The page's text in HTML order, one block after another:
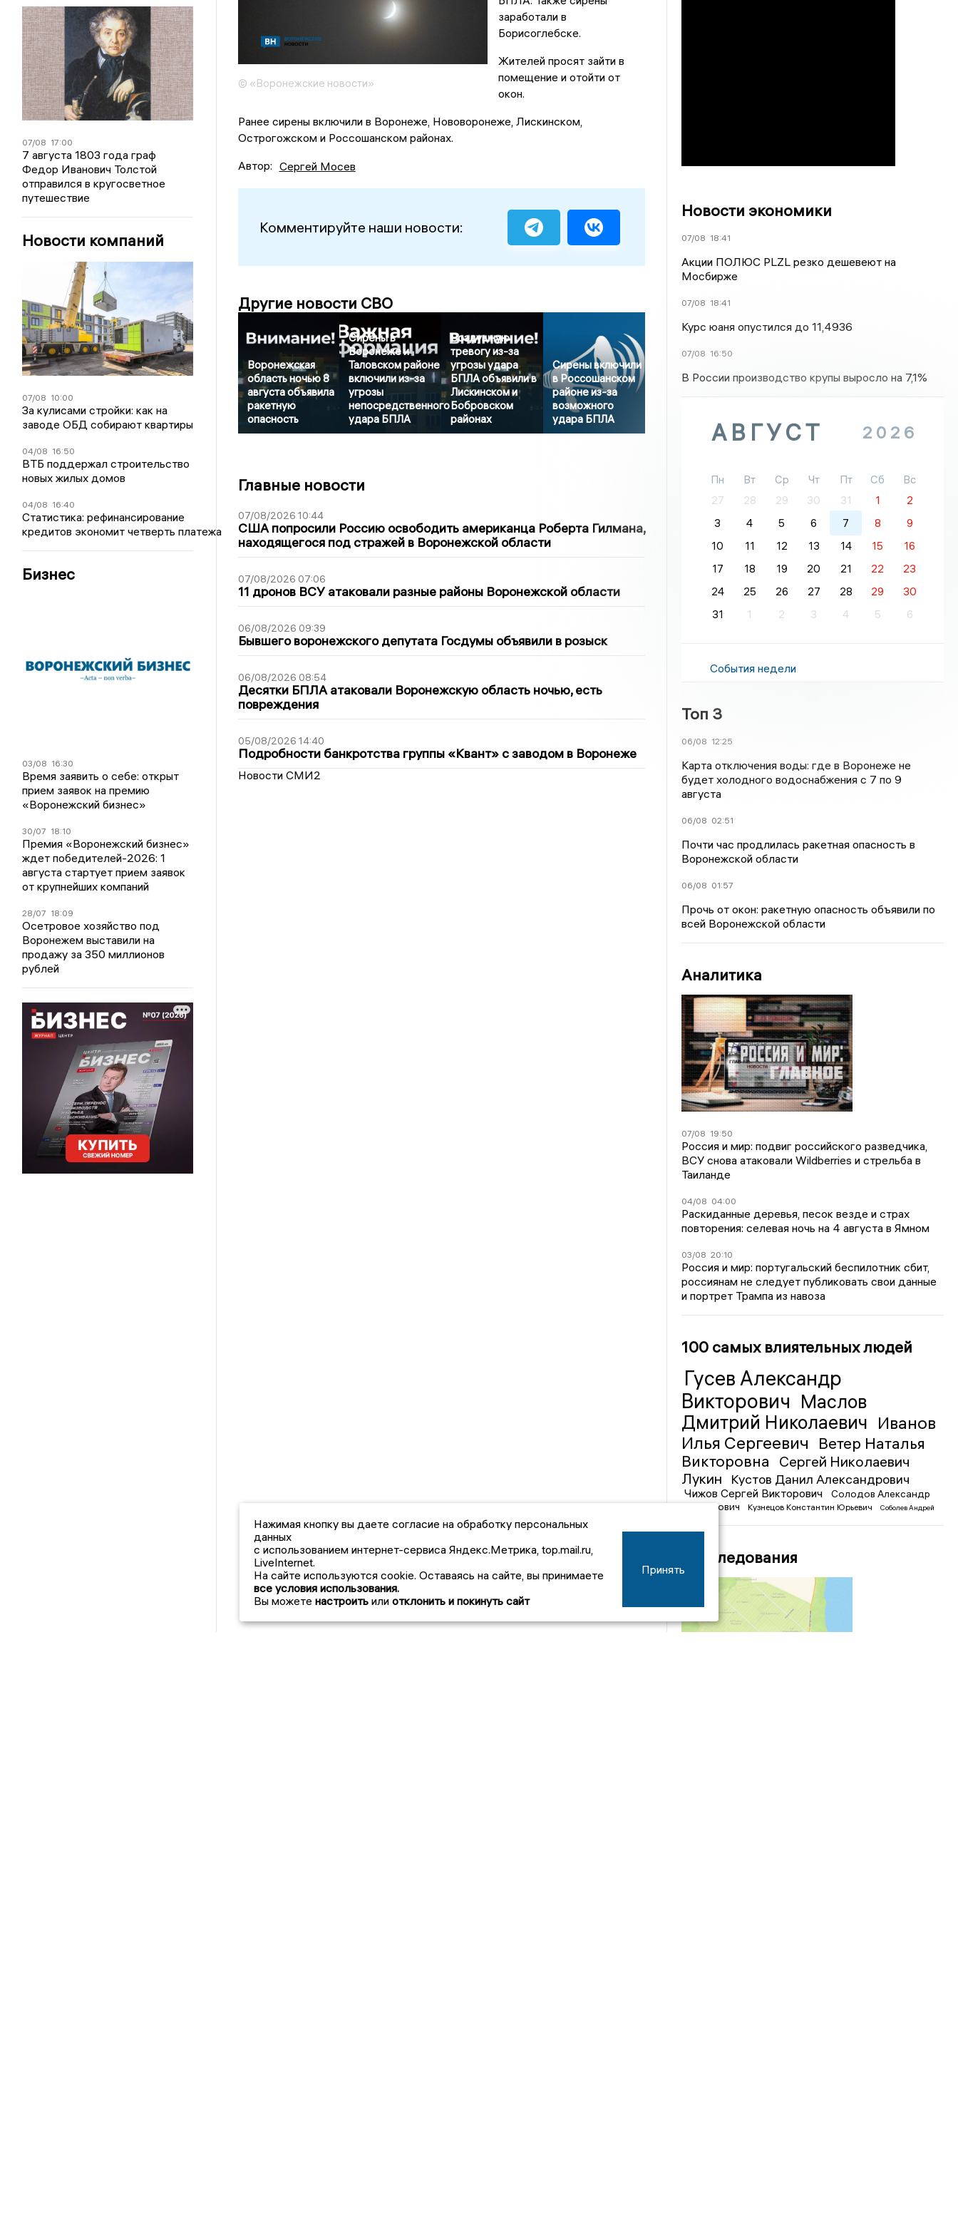
07/08 17:00
7 августа 1803 года граф
Федор Иванович Толстой
отправился в кругосветное
путешествие
Новости компаний
07/08 10:00
За кулисами стройки: как на
заводе ОБД собирают квартиры
04/08 16:50
ВТБ поддержал строительство
новых жилых домов
04/08 16:40
Статистика: рефинансирование
кредитов экономит четверть платежа
Бизнес
03/08 16:30
Время заявить о себе: открыт
прием заявок на премию
«Воронежский бизнес»
30/07 18:10
Премия «Воронежский бизнес»
ждет победителей-2026: 1
августа стартует прием заявок
от крупнейших компаний
28/07 18:09
Осетровое хозяйство под
Воронежем выставили на
продажу за 350 миллионов
рублей
© «Воронежские новости»
заработали в
Борисоглебске.
Жителей просят зайти в
помещение и отойти от
окон.
Ранее сирены включили в Воронеже, Нововоронеже, Лискинском,
Острогожском и Россошанском районах.
Автор: Сергей Мосев
Комментируйте наши новости:
Другие новости СВО
Воронежская
область ночью 8
августа объявила
ракетную
опасность
Сирены в
Воронеже и
Таловском районе
включили из-за
угрозы
непосредственного
удара БПЛА
Воздушную
тревогу из-за
угрозы удара
БПЛА объявили в
Лискинском и
Бобровском
районах
Сирены включили
в Россошанском
районе из-за
возможного
удара БПЛА
Главные новости
07/08/2026 10:44
США попросили Россию освободить американца Роберта Гилмана,
находящегося под стражей в Воронежской области
07/08/2026 07:06
11 дронов ВСУ атаковали разные районы Воронежской области
06/08/2026 09:39
Бывшего воронежского депутата Госдумы объявили в розыск
06/08/2026 08:54
Десятки БПЛА атаковали Воронежскую область ночью, есть
повреждения
05/08/2026 14:40
Подробности банкротства группы «Квант» с заводом в Воронеже
Новости СМИ2
Новости экономики
07/08 18:41
Акции ПОЛЮС PLZL резко дешевеют на
Мосбирже
07/08 18:41
Курс юаня опустился до 11,4936
07/08 16:50
В России производство крупы выросло на 7,1%
АВГУСТ 2026
Пн Вт Ср Чт Пт Сб
Вс
27
28 29 30 31 1
2
3
4 5 6 7 8
9
10
11 12 13 14 15
16
17
18 19 20 21 22
23
24
25 26 27 28 29
30
31
1 2 3 4 5 6
События недели
Топ 3
06/08 12:25
Карта отключения воды: где в Воронеже не
будет холодного водоснабжения с 7 по 9
августа
06/08 02:51
Почти час продлилась ракетная опасность в
Воронежской области
06/08 01:57
Прочь от окон: ракетную опасность объявили по
всей Воронежской области
Аналитика
07/08 19:50
Россия и мир: подвиг российского разведчика,
ВСУ снова атаковали Wildberries и стрельба в
Таиланде
04/08 04:00
Раскиданные деревья, песок везде и страх
повторения: селевая ночь на 4 августа в Ямном
03/08 20:10
Россия и мир: португальский беспилотник сбит,
россиянам не следует публиковать свои данные
и портрет Трампа из навоза
100 самых влиятельных людей
Гусев Александр
Викторович Маслов
Дмитрий Николаевич Иванов
Илья Сергеевич
Ветер Наталья
Викторовна
Сергей Николаевич
Лукин
Кустов Данил Александрович
Чижов Сергей Викторович
Солодов Александр
Михайлович
Кузнецов Константин Юрьевич
Соболев Андрей
Расследования
Нажимая кнопку вы даете согласие на обработку персональных
данных
с использованием интернет-сервиса Яндекс.Метрика, top.mail.ru,
LiveInternet.
На сайте используются cookie. Оставаясь на сайте, вы принимаете
все условия использования.
Вы можете настроить или отклонить и покинуть сайт
Принять